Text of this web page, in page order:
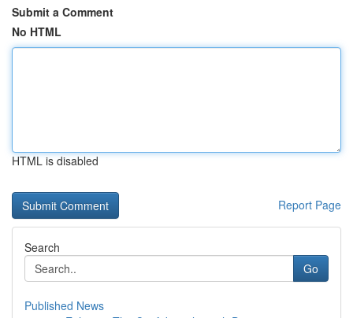
Submit a Comment
No HTML
HTML is disabled
Report Page
Search
Go
Published News